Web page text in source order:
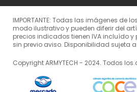
IMPORTANTE: Todas las imágenes de
modo ilustrativo y pueden diferir del
precios indicados tienen IVA incluído y
sin previo aviso. Disponibilidad sujeta
Copyright ARMYTECH - 2024. Todos